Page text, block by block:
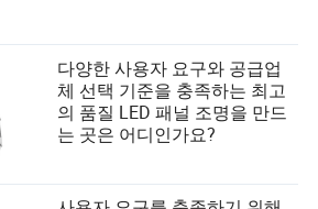
다양한 사용자 요구와 공급업
체 선택 기준을 충족하는 최고
의 품질 LED 패널 조명을 만드
는 곳은 어디인가요?